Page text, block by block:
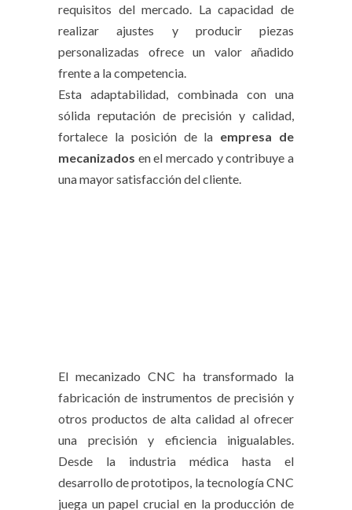
requisitos del mercado. La capacidad de
realizar ajustes y producir piezas
personalizadas ofrece un valor añadido
frente a la competencia.
Esta adaptabilidad, combinada con una
sólida reputación de precisión y calidad,
fortalece la posición de la empresa de
mecanizados en el mercado y contribuye a
una mayor satisfacción del cliente.
El mecanizado CNC ha transformado la
fabricación de instrumentos de precisión y
otros productos de alta calidad al ofrecer
una precisión y eficiencia inigualables.
Desde la industria médica hasta el
desarrollo de prototipos, la tecnología CNC
juega un papel crucial en la producción de